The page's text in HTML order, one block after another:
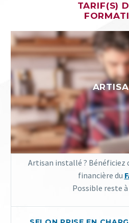
TARIF(S)
Artisan installé ? Bénéficiez
financière du
Possible reste à